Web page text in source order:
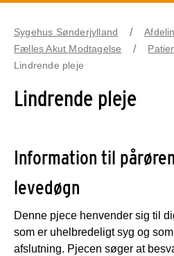
Sygehus Sønderjylland
Fælles Akut Modtagelse
Lindrende pleje
Lindrende pleje
Information til
levedøgn
Denne pjece henvender sig til
som er uhelbredeligt syg og
afslutning. Pjecen søger at